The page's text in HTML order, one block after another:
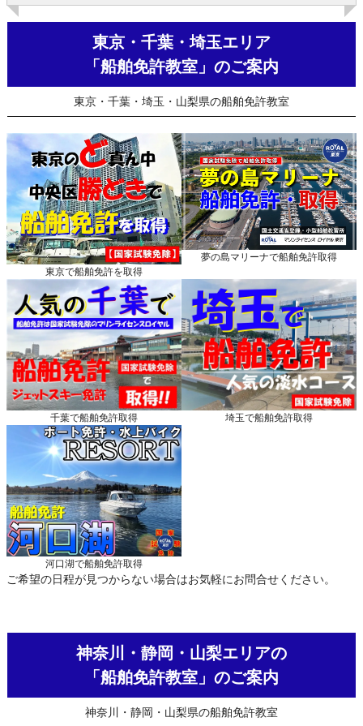
東京・千葉・埼玉エリア
「船舶免許教室」のご案内
東京・千葉・埼玉・山梨県の船舶免許教室
東京で船舶免許を取得
夢の島マリーナで船舶免許取得
千葉で船舶免許取得 埼玉で船舶免許取得
河口湖で船舶免許取得
ご希望の日程が見つからない場合はお気軽にお問合せください。
神奈川・静岡・山梨エリアの
「船舶免許教室」のご案内
神奈川・静岡・山梨県の船舶免許教室